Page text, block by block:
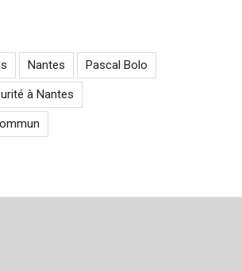
Nantes Pascal Bolo
à Nantes